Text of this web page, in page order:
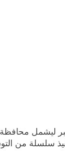
ليشمل
سلسلة من